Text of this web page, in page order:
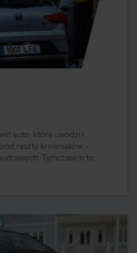
auto, które uwodzi i
reszty krewniaków –
Tymczasem to
sprawdza się dawna